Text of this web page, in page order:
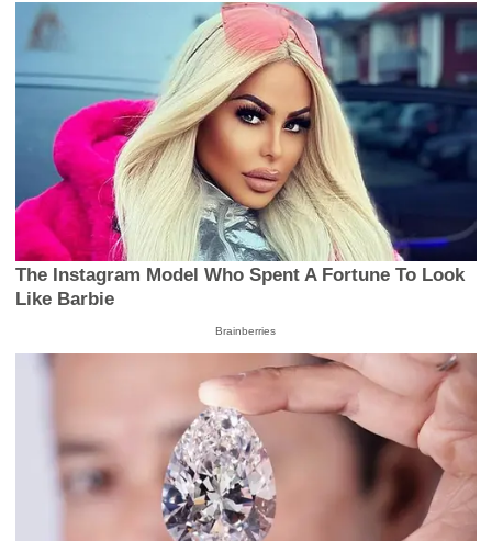
The Instagram Model Who Spent A Fortune To Look
Like Barbie
Brainberries